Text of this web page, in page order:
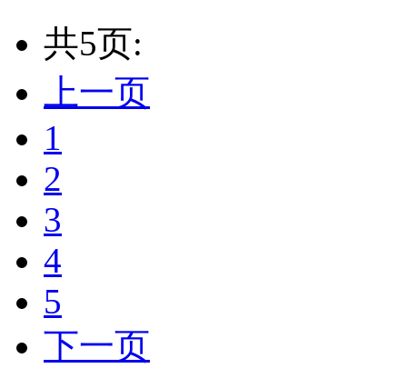
共5页:
上一页
1
2
3
4
5
下一页